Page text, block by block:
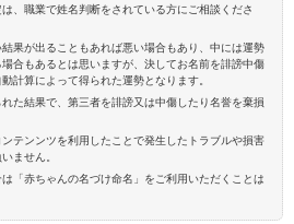
、職業で姓名判断をされている方にご相談くださ
果が出ることもあれば悪い場合もあり、中には運勢
合もあるとは思いますが、決してお名前を誹謗中傷
計算によって得られた運勢となります。
た結果で、第三者を誹謗又は中傷したり名誉を棄損
テンンツを利用したことで発生したトラブルや損害
ません。
「赤ちゃんの名づけ命名」をご利用いただくことは